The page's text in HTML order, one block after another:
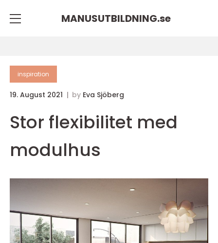
MANUSUTBILDNING.se
inspiration
19. August 2021 by Eva Sjöberg
Stor flexibilitet med
modulhus